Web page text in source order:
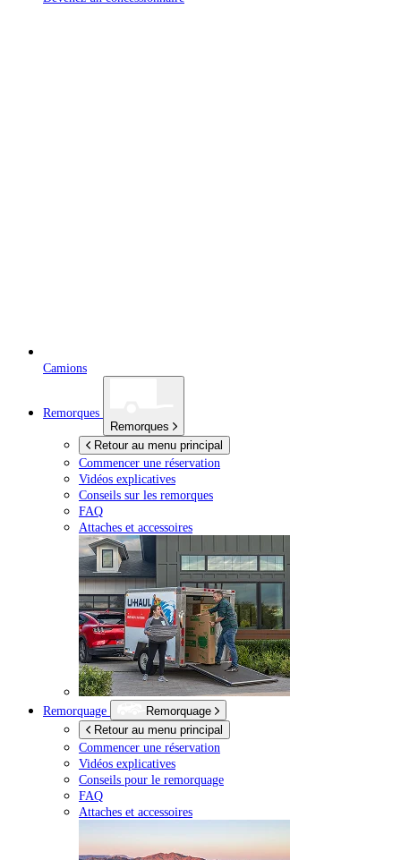
Camions
Remorques
Remorques
Retour au menu principal
Commencer une réservation
Vidéos explicatives
Conseils sur les remorques
FAQ
Attaches et accessoires
Remorquage
Remorquage
Retour au menu principal
Commencer une réservation
Vidéos explicatives
Conseils pour le remorquage
FAQ
Attaches et accessoires